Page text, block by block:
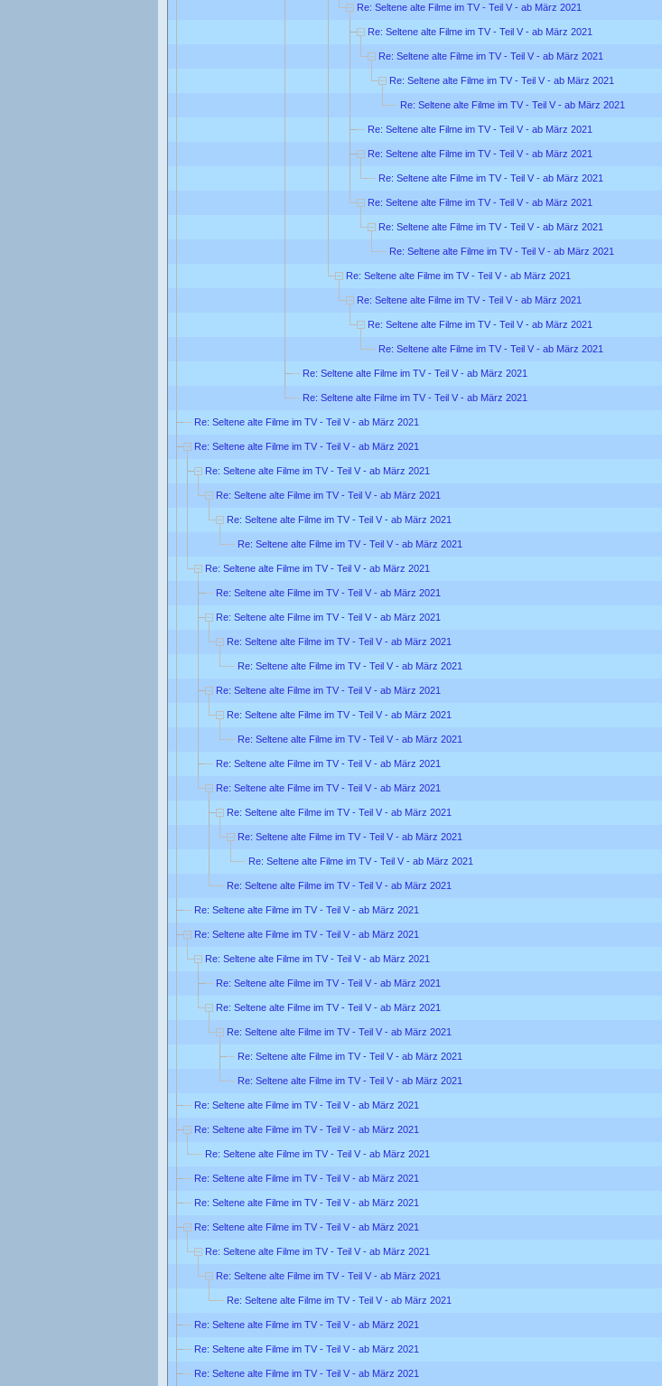
Re: Seltene alte Filme im TV - Teil V - ab März 2021
Re: Seltene alte Filme im TV - Teil V - ab März 2021
Re: Seltene alte Filme im TV - Teil V - ab März 2021
Re: Seltene alte Filme im TV - Teil V - ab März 2021
Re: Seltene alte Filme im TV - Teil V - ab März 2021
Re: Seltene alte Filme im TV - Teil V - ab März 2021
Re: Seltene alte Filme im TV - Teil V - ab März 2021
Re: Seltene alte Filme im TV - Teil V - ab März 2021
Re: Seltene alte Filme im TV - Teil V - ab März 2021
Re: Seltene alte Filme im TV - Teil V - ab März 2021
Re: Seltene alte Filme im TV - Teil V - ab März 2021
Re: Seltene alte Filme im TV - Teil V - ab März 2021
Re: Seltene alte Filme im TV - Teil V - ab März 2021
Re: Seltene alte Filme im TV - Teil V - ab März 2021
Re: Seltene alte Filme im TV - Teil V - ab März 2021
Re: Seltene alte Filme im TV - Teil V - ab März 2021
Re: Seltene alte Filme im TV - Teil V - ab März 2021
Re: Seltene alte Filme im TV - Teil V - ab März 2021
Re: Seltene alte Filme im TV - Teil V - ab März 2021
Re: Seltene alte Filme im TV - Teil V - ab März 2021
Re: Seltene alte Filme im TV - Teil V - ab März 2021
Re: Seltene alte Filme im TV - Teil V - ab März 2021
Re: Seltene alte Filme im TV - Teil V - ab März 2021
Re: Seltene alte Filme im TV - Teil V - ab März 2021
Re: Seltene alte Filme im TV - Teil V - ab März 2021
Re: Seltene alte Filme im TV - Teil V - ab März 2021
Re: Seltene alte Filme im TV - Teil V - ab März 2021
Re: Seltene alte Filme im TV - Teil V - ab März 2021
Re: Seltene alte Filme im TV - Teil V - ab März 2021
Re: Seltene alte Filme im TV - Teil V - ab März 2021
Re: Seltene alte Filme im TV - Teil V - ab März 2021
Re: Seltene alte Filme im TV - Teil V - ab März 2021
Re: Seltene alte Filme im TV - Teil V - ab März 2021
Re: Seltene alte Filme im TV - Teil V - ab März 2021
Re: Seltene alte Filme im TV - Teil V - ab März 2021
Re: Seltene alte Filme im TV - Teil V - ab März 2021
Re: Seltene alte Filme im TV - Teil V - ab März 2021
Re: Seltene alte Filme im TV - Teil V - ab März 2021
Re: Seltene alte Filme im TV - Teil V - ab März 2021
Re: Seltene alte Filme im TV - Teil V - ab März 2021
Re: Seltene alte Filme im TV - Teil V - ab März 2021
Re: Seltene alte Filme im TV - Teil V - ab März 2021
Re: Seltene alte Filme im TV - Teil V - ab März 2021
Re: Seltene alte Filme im TV - Teil V - ab März 2021
Re: Seltene alte Filme im TV - Teil V - ab März 2021
Re: Seltene alte Filme im TV - Teil V - ab März 2021
Re: Seltene alte Filme im TV - Teil V - ab März 2021
Re: Seltene alte Filme im TV - Teil V - ab März 2021
Re: Seltene alte Filme im TV - Teil V - ab März 2021
Re: Seltene alte Filme im TV - Teil V - ab März 2021
Re: Seltene alte Filme im TV - Teil V - ab März 2021
Re: Seltene alte Filme im TV - Teil V - ab März 2021
Re: Seltene alte Filme im TV - Teil V - ab März 2021
Re: Seltene alte Filme im TV - Teil V - ab März 2021
Re: Seltene alte Filme im TV - Teil V - ab März 2021
Re: Seltene alte Filme im TV - Teil V - ab März 2021
Re: Seltene alte Filme im TV - Teil V - ab März 2021